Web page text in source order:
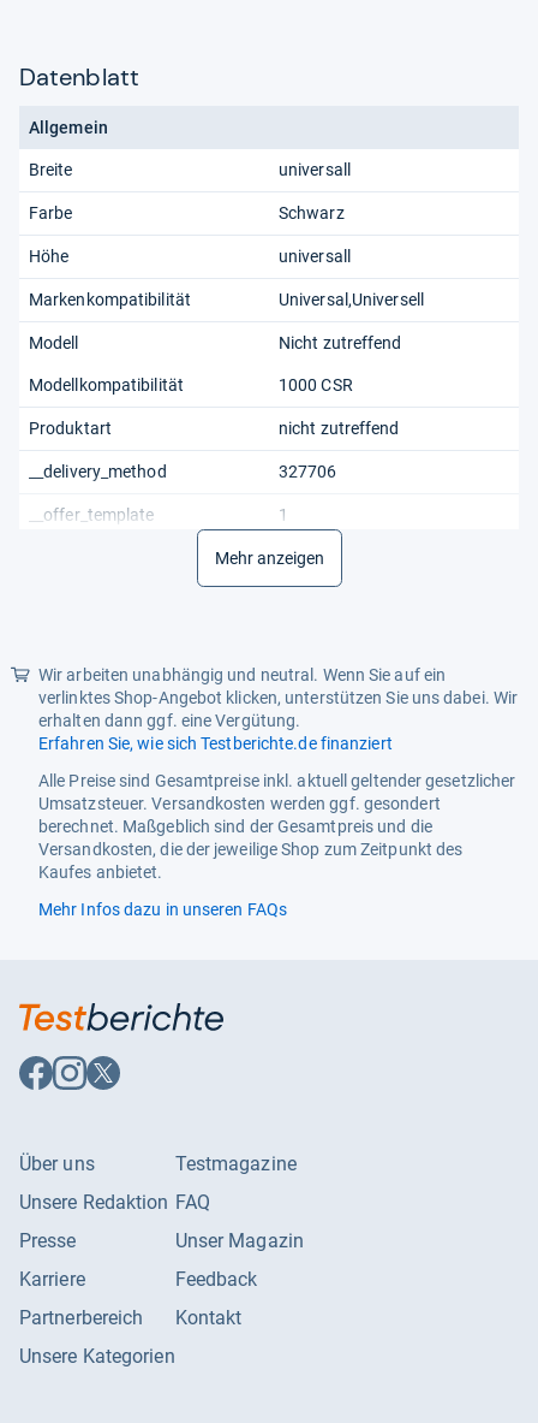
Datenblatt
Allgemein
Breite universall
Farbe Schwarz
Höhe universall
Markenkompatibilität Universal,Universell
Modell Nicht zutreffend
Modellkompatibilität 1000 CSR
Produktart nicht zutreffend
__delivery_method 327706
__offer_template 1
Mehr anzeigen
Wir arbeiten unabhängig und neutral. Wenn Sie auf ein
verlinktes Shop-Angebot klicken, unterstützen Sie uns dabei. Wir
erhalten dann ggf. eine Vergütung.
Erfahren Sie, wie sich Testberichte.de finanziert
Alle Preise sind Gesamtpreise inkl. aktuell geltender gesetzlicher
Umsatzsteuer. Versandkosten werden ggf. gesondert
berechnet. Maßgeblich sind der Gesamtpreis und die
Versandkosten, die der jeweilige Shop zum Zeitpunkt des
Kaufes anbietet.
Mehr Infos dazu in unseren FAQs
Auf
Facebook
Auf
Instagram
Auf
X
Über uns
Unsere Redaktion
Presse
Karriere
Partnerbereich
Unsere Kategorien
Testmagazine
FAQ
Unser Magazin
Feedback
Kontakt